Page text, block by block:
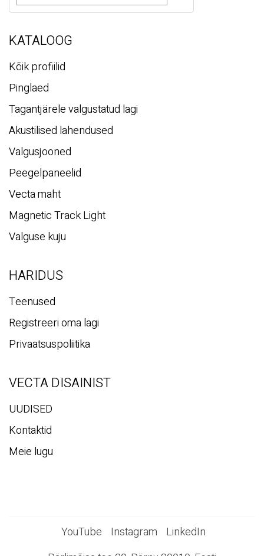
s
KATALOOG
Kõik profiilid
Pinglaed
Tagantjärele valgustatud lagi
Akustilised lahendused
Valgusjooned
Peegelpaneelid
Vecta maht
Magnetic Track Light
Valguse kuju
HARIDUS
Teenused
Registreeri oma lagi
Privaatsuspoliitika
VECTA DISAINIST
UUDISED
Kontaktid
Meie lugu
YouTube Instagram
LinkedIn